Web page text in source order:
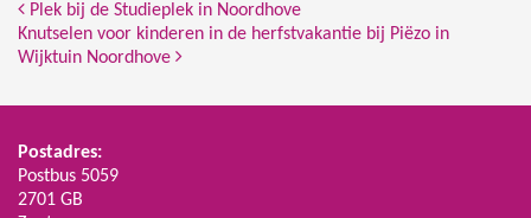
Bericht Navigatie
Plek bij de Studieplek in Noordhove
Knutselen voor kinderen in de herfstvakantie bij Piëzo in
Wijktuin Noordhove
Postadres:
Postbus 5059
2701 GB